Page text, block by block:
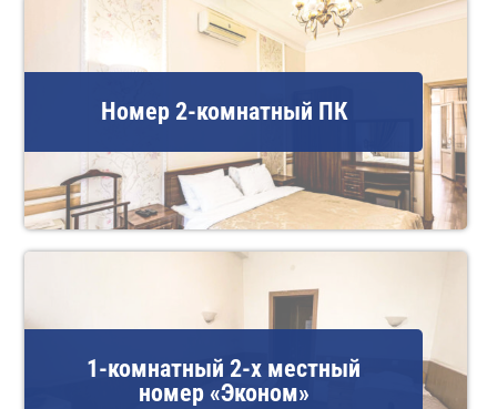
Номер 2-комнатный ПК
1-комнатный 2-х местный
номер «Эконом»